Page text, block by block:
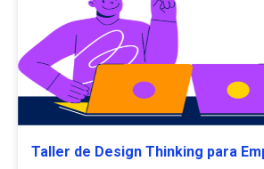
Taller de Design Thinking para